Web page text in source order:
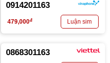
0914201163
479,000đ
0868301163